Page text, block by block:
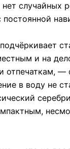
случайных
подчёркивает
и на
—
в воду не